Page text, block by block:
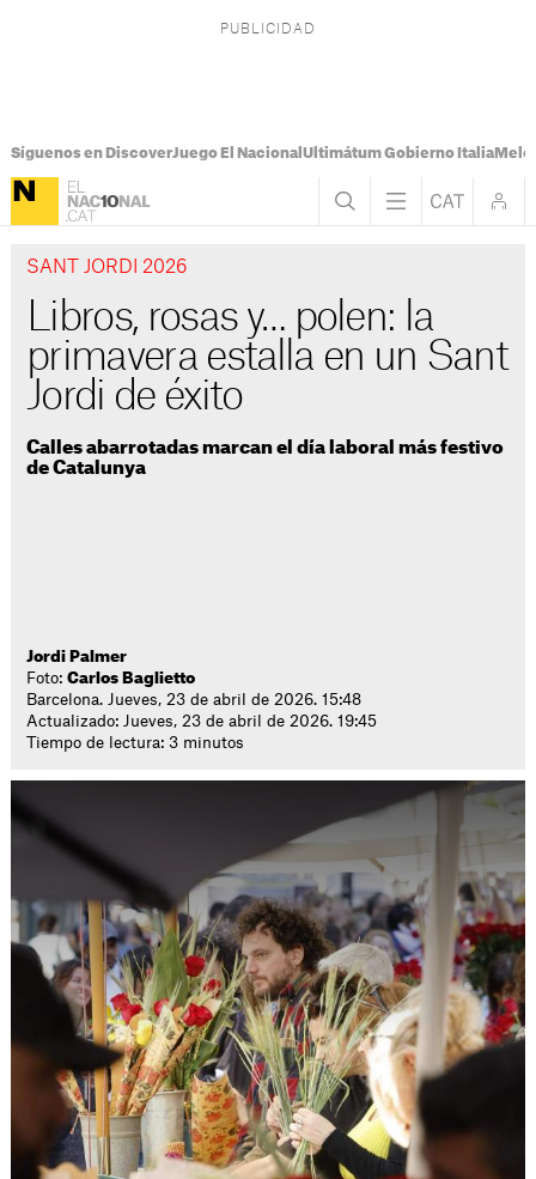
Síguenos en DiscoverJuego El Nacional Ultimátum Gobierno Italia
SANT JORDI 2026
Libros, rosas y… polen: la
primavera estalla en un Sant
Jordi de éxito
Calles abarrotadas marcan el día laboral más festivo
de Catalunya
Jordi Palmer
Foto:Carlos Baglietto
Barcelona. Jueves, 23 de abril de 2026. 15:48
Actualizado: Jueves, 23 de abril de 2026. 19:45
Tiempo de lectura: 3 minutos